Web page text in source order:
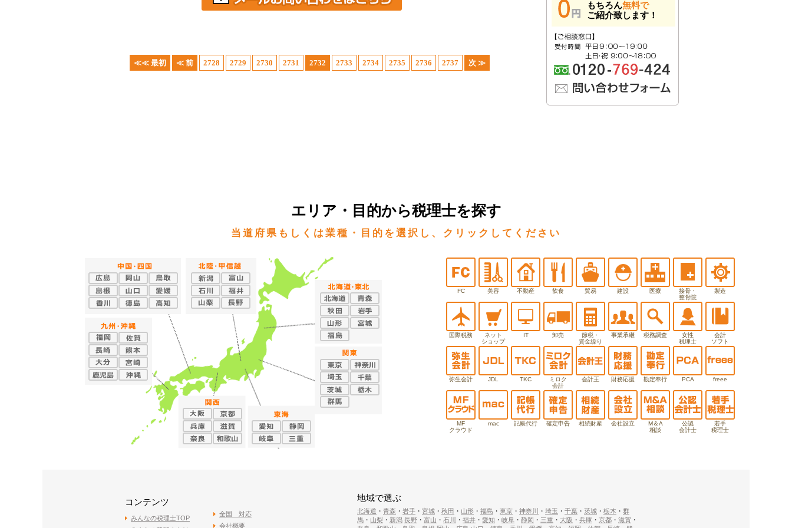
≪≪ 最初 ≪ 前 2728 2729 2730 2731 2732 2733 2734 2735 2736 2737 次 ≫
もちろん無料で
ご紹介致します！
エリア・目的から税理士を探す
当道府県もしくは業種・目的を選択し、クリックしてください
FC 美容 不動産 飲食 貿易 建設 医療
接骨・
整骨院
製造
国際税務
ネット
ショップ
IT 卸売
節税・
資金繰り
事業承継 税務調査
女性
税理士
会計
ソフト
弥生会計 JDL TKC
ミロク
会計
会計王 財務応援 勘定奉行 PCA freee
MF
クラウド
mac 記帳代行 確定申告 相続財産 会社設立
M＆A
相談
公認
会計士
若手
税理士
コンテンツ
みんなの税理士TOP
全国 対応
会社概要
地域で選ぶ
北海道 ・ 青森 ・ 岩手 ・ 宮城 ・ 秋田 ・ 山形 ・ 福島 ・ 東京 ・ 神奈川 ・ 埼玉 ・ 千葉 ・ 茨城 ・ 栃木 ・ 群
馬 ・ 山梨 ・ 新潟 長野 ・ 富山 ・ 石川 ・ 福井 ・ 愛知 ・ 岐阜 ・ 静岡 ・ 三重 ・ 大阪 ・ 兵庫 ・ 京都 ・ 滋賀 ・